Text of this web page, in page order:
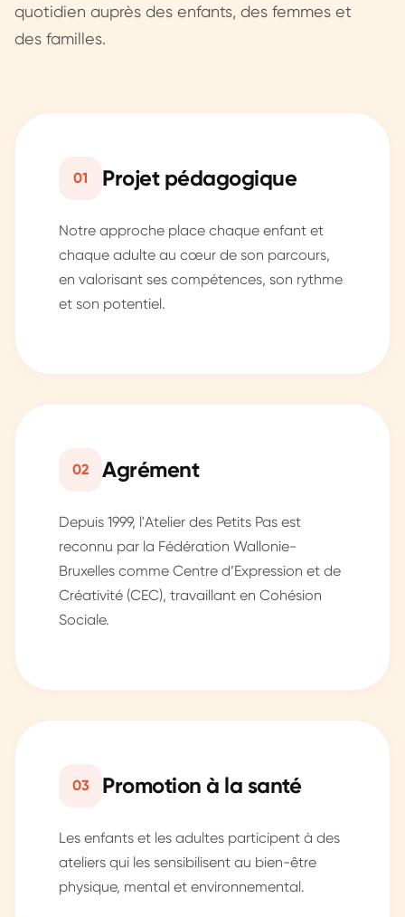
quotidien auprès des enfants, des femmes et
des familles.
01 Projet pédagogique
Notre approche place chaque enfant et
chaque adulte au cœur de son parcours,
en valorisant ses compétences, son rythme
et son potentiel.
02 Agrément
Depuis 1999, l'Atelier des Petits Pas est
reconnu par la Fédération Wallonie-
Bruxelles comme Centre d’Expression et de
Créativité (CEC), travaillant en Cohésion
Sociale.
03 Promotion à la santé
Les enfants et les adultes participent à des
ateliers qui les sensibilisent au bien-être
physique, mental et environnemental.